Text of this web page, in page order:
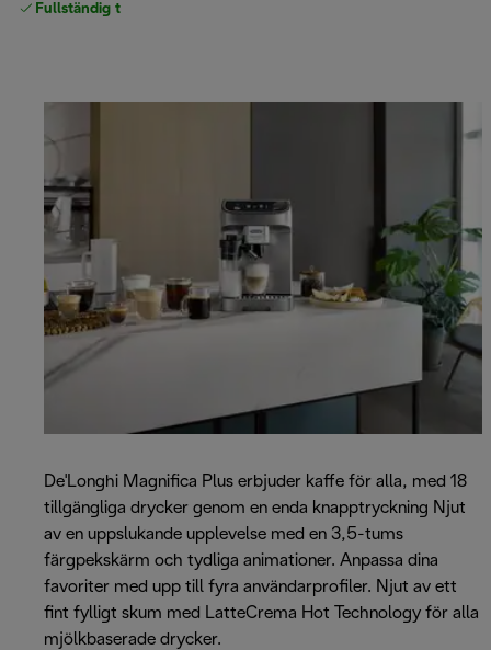
Fullständig tillverkargaranti
De'Longhi Magnifica Plus erbjuder kaffe för alla, med 18
tillgängliga drycker genom en enda knapptryckning Njut
av en uppslukande upplevelse med en 3,5-tums
färgpekskärm och tydliga animationer. Anpassa dina
favoriter med upp till fyra användarprofiler. Njut av ett
fint fylligt skum med LatteCrema Hot Technology för alla
mjölkbaserade drycker.